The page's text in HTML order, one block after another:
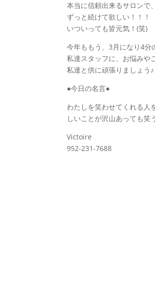
本当に信頼出来るサロンで
ずっと続けて欲しい！！！
いついっても皆元気！(笑)
今年ももう、3月になり4分
私達スタッフに、お悩みや
私達と供に頑張りましょう♪
●今日の名言●
わたしを笑わせてくれる人
しいことが沢山あっても笑
Victoire
952-231-7688